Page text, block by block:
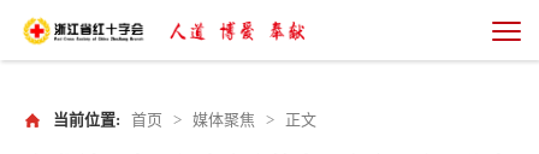
当前位置: 首页 > 媒体聚焦 > 正文